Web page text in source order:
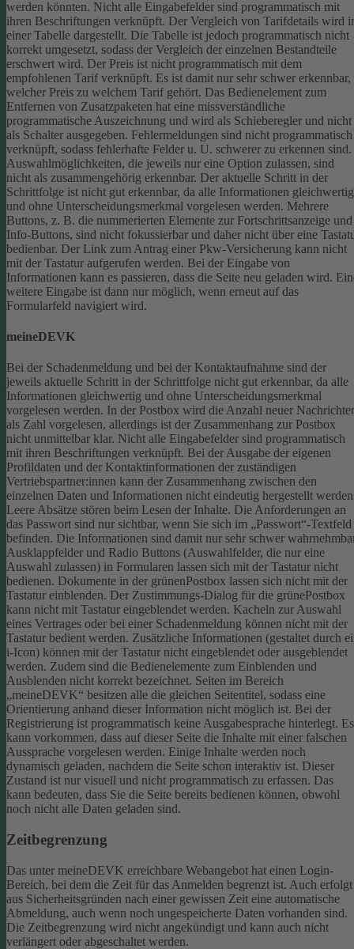
werden könnten. Nicht alle Eingabefelder sind programmatisch mit
ihren Beschriftungen verknüpft. Der Vergleich von Tarifdetails wird
einer Tabelle dargestellt. Die Tabelle ist jedoch programmatisch nicht
korrekt umgesetzt, sodass der Vergleich der einzelnen Bestandteile
erschwert wird. Der Preis ist nicht programmatisch mit dem
empfohlenen Tarif verknüpft. Es ist damit nur sehr schwer erkennbar,
welcher Preis zu welchem Tarif gehört. Das Bedienelement zum
Entfernen von Zusatzpaketen hat eine missverständliche
programmatische Auszeichnung und wird als Schieberegler und nicht
als Schalter ausgegeben. Fehlermeldungen sind nicht programmatisch
verknüpft, sodass fehlerhafte Felder u. U. schwerer zu erkennen sind.
Auswahlmöglichkeiten, die jeweils nur eine Option zulassen, sind
nicht als zusammengehörig erkennbar. Der aktuelle Schritt in der
Schrittfolge ist nicht gut erkennbar, da alle Informationen gleichwertig
und ohne Unterscheidungsmerkmal vorgelesen werden. Mehrere
Buttons, z. B. die nummerierten Elemente zur Fortschrittsanzeige und
Info-Buttons, sind nicht fokussierbar und daher nicht über eine
bedienbar. Der Link zum Antrag einer Pkw-Versicherung kann nicht
mit der Tastatur aufgerufen werden. Bei der Eingabe von
Informationen kann es passieren, dass die Seite neu geladen wird.
weitere Eingabe ist dann nur möglich, wenn erneut auf das
Formularfeld navigiert wird.
meineDEVK
Bei der Schadenmeldung und bei der Kontaktaufnahme sind der
jeweils aktuelle Schritt in der Schrittfolge nicht gut erkennbar, da alle
Informationen gleichwertig und ohne Unterscheidungsmerkmal
vorgelesen werden. In der Postbox wird die Anzahl neuer
als Zahl vorgelesen, allerdings ist der Zusammenhang zur Postbox
nicht unmittelbar klar. Nicht alle Eingabefelder sind programmatisch
mit ihren Beschriftungen verknüpft. Bei der Ausgabe der eigenen
Profildaten und der Kontaktinformationen der zuständigen
Vertriebspartner:innen kann der Zusammenhang zwischen den
einzelnen Daten und Informationen nicht eindeutig hergestellt
Leere Absätze stören beim Lesen der Inhalte. Die Anforderungen an
das Passwort sind nur sichtbar, wenn Sie sich im „Passwort“-Textfeld
befinden. Die Informationen sind damit nur sehr schwer
Ausklappfelder und Radio Buttons (Auswahlfelder, die nur eine
Auswahl zulassen) in Formularen lassen sich mit der Tastatur nicht
bedienen. Dokumente in der grünenPostbox lassen sich nicht mit der
Tastatur einblenden. Der Zustimmungs-Dialog für die grünePostbox
kann nicht mit Tastatur eingeblendet werden. Kacheln zur Auswahl
eines Vertrages oder bei einer Schadenmeldung können nicht mit der
Tastatur bedient werden. Zusätzliche Informationen (gestaltet durch
i-Icon) können mit der Tastatur nicht eingeblendet oder ausgeblendet
werden. Zudem sind die Bedienelemente zum Einblenden und
Ausblenden nicht korrekt bezeichnet. Seiten im Bereich
„meineDEVK“ besitzen alle die gleichen Seitentitel, sodass eine
Orientierung anhand dieser Information nicht möglich ist. Bei der
Registrierung ist programmatisch keine Ausgabesprache hinterlegt. Es
kann vorkommen, dass auf dieser Seite die Inhalte mit einer falschen
Aussprache vorgelesen werden. Einige Inhalte werden noch
dynamisch geladen, nachdem die Seite schon interaktiv ist. Dieser
Zustand ist nur visuell und nicht programmatisch zu erfassen. Das
kann bedeuten, dass Sie die Seite bereits bedienen können, obwohl
noch nicht alle Daten geladen sind.
Zeitbegrenzung
Das unter meineDEVK erreichbare Webangebot hat einen Login-
Bereich, bei dem die Zeit für das Anmelden begrenzt ist. Auch erfolgt
aus Sicherheitsgründen nach einer gewissen Zeit eine automatische
Abmeldung, auch wenn noch ungespeicherte Daten vorhanden sind.
Die Zeitbegrenzung wird nicht angekündigt und kann auch nicht
verlängert oder abgeschaltet werden.